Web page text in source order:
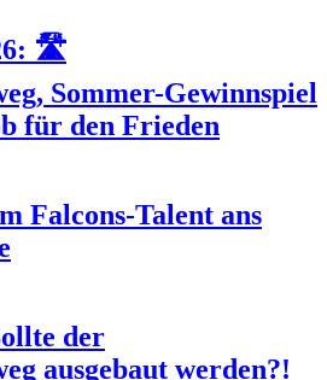
🛣️
Sommer-Gewinnspiel
für den Frieden
Falcons-Talent ans
der
ausgebaut werden?!